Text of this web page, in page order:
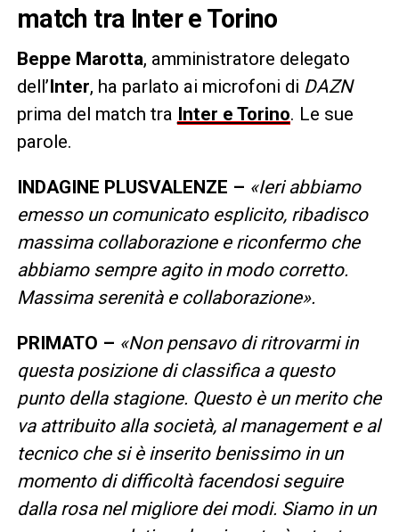
match tra Inter e Torino
Beppe Marotta, amministratore delegato
dell’Inter, ha parlato ai microfoni di DAZN
prima del match tra Inter e Torino. Le sue
parole.
INDAGINE PLUSVALENZE – «Ieri abbiamo
emesso un comunicato esplicito, ribadisco
massima collaborazione e riconfermo che
abbiamo sempre agito in modo corretto.
Massima serenità e collaborazione».
PRIMATO – «Non pensavo di ritrovarmi in
questa posizione di classifica a questo
punto della stagione. Questo è un merito che
va attribuito alla società, al management e al
tecnico che si è inserito benissimo in un
momento di difficoltà facendosi seguire
dalla rosa nel migliore dei modi. Siamo in un